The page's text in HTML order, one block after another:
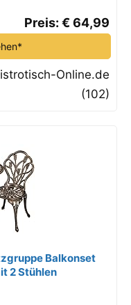
Preis: € 64,99
Online.de
(102)
Balkonset
2 Stühlen
Garten und Balkon,